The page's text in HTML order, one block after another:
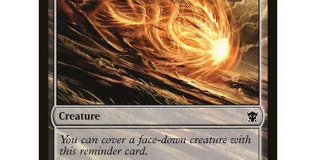
Accesorios
ARMA TU MAZO